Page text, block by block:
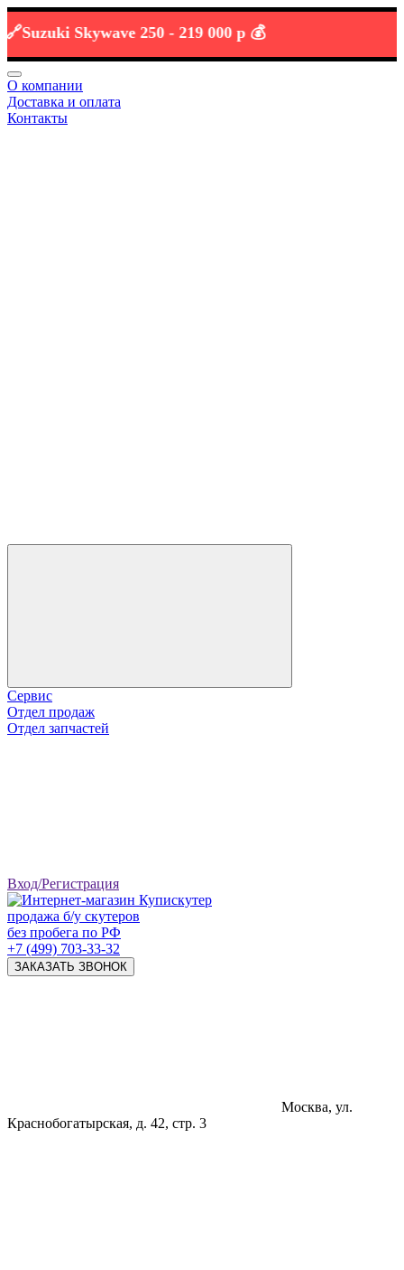
Skywave 250 -219 000 р 💰
О компании
Доставка и оплата
Контакты
Сервис
Отдел продаж
Отдел запчастей
Вход/Регистрация
продажа б/у скутеров
без пробега по РФ
+7 (499) 703-33-32
ЗАКАЗАТЬ ЗВОНОК
Москва, ул.
Краснобогатырская, д. 42, стр. 3